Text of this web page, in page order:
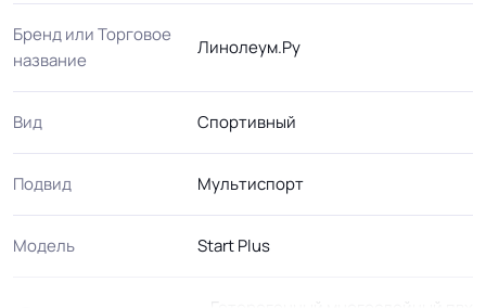
Бренд или Торговое
название
Линолеум.Ру
Вид Спортивный
Подвид Мультиспорт
Модель Start Plus